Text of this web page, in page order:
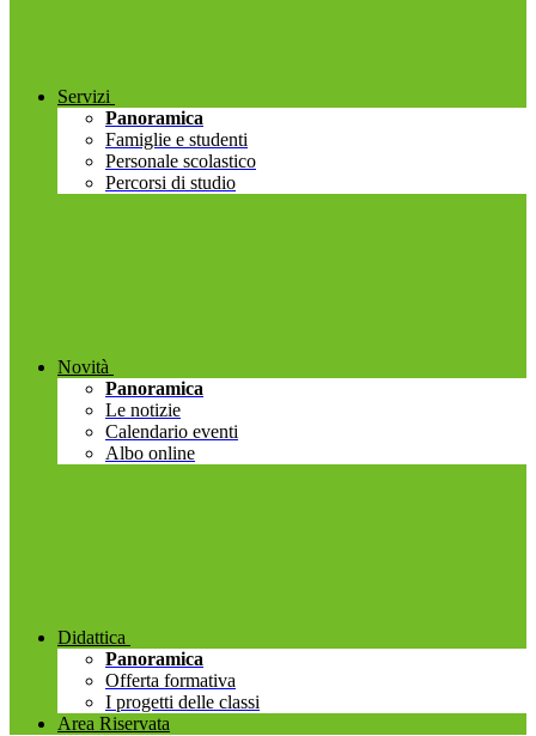
Servizi
Panoramica
Famiglie e studenti
Personale scolastico
Percorsi di studio
Novità
Panoramica
Le notizie
Calendario eventi
Albo online
Didattica
Panoramica
Offerta formativa
I progetti delle classi
Area Riservata